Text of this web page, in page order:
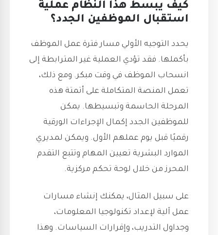
كيف يبسط هذا النظام عملية
استقبال الموظفين الجدد؟
يحدد التوجيه الأولي مسار فترة عمل الموظف
بأكملها. فقد تؤدي العملية غير المترابطة إلى
انسحاب الموظف في وقت مبكر. ومع ذلك،
تعمل المنصة المتكاملة على أتمتة هذه
المرحلة الحاسمة وتبسيطها. يمكن
للموظفين الجدد إكمال الإجراءات الورقية
رقميًا قبل يوم عملهم الأول. ويمكن لمديري
الموارد البشرية تعيين المهام وتتبع التقدم
المحرز من خلال لوحة تحكم مركزية.
على سبيل المثال، يمكنك إنشاء مسارات
عمل آلية لإعداد تكنولوجيا المعلومات،
وجداول التدريب، وإقرارات السياسات. وهذا